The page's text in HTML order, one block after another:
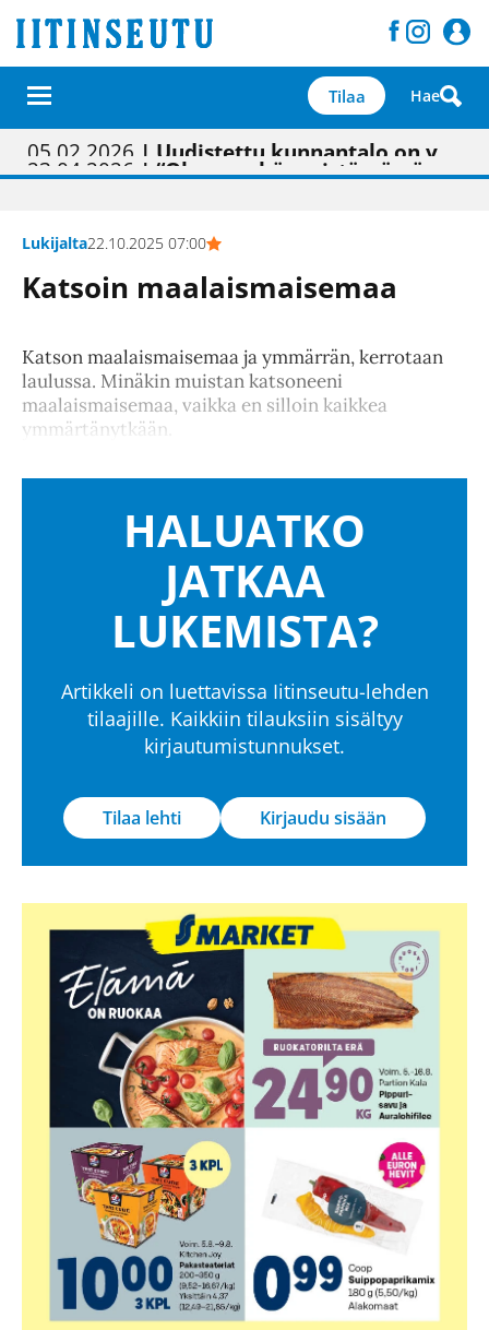
Tilaa Hae
01.02.2026 | Painon vaihtumisen pitäisi näkyä hieman parempana painojäljen laatuna lehdessä
05.02.2026 | Uudistettu kunnantalo on valoisa
23.04.2026 | “Olemme käynnistämässä uudelleen keskustavisiotyön”
09.05.2026| "Maalla on totuttu elämään omavaraisemmin kuin kaupungissa"
Lukijalta22.10.2025 07:00
Katsoin maalaismaisemaa
Katson maalaismaisemaa ja ymmärrän, kerrotaan
laulussa. Minäkin muistan katsoneeni
maalaismaisemaa, vaikka en silloin kaikkea
ymmärtänytkään.
HALUATKO
JATKAA
LUKEMISTA?
Artikkeli on luettavissa Iitinseutu-lehden
tilaajille. Kaikkiin tilauksiin sisältyy
kirjautumistunnukset.
Tilaa lehti Kirjaudu sisään